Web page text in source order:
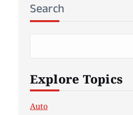
Search
Explore Topics
Auto